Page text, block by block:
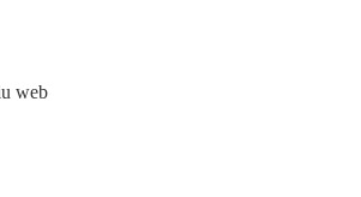
web